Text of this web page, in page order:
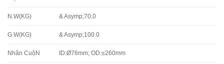
N.W(KG) & Asymp;70.0
G.W(KG) & Asymp;100.0
Nhãn CuộN ID:Ø76mm; OD:≤260mm